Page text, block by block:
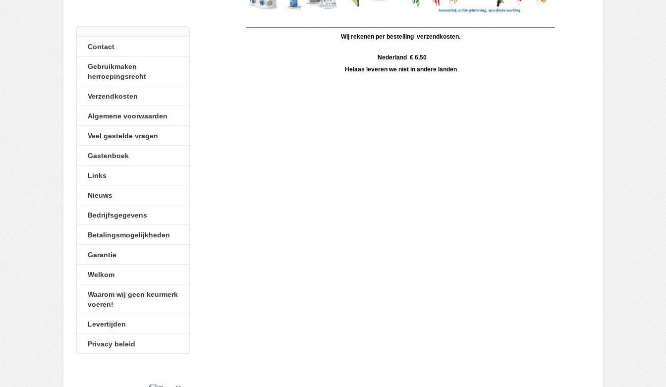
Contact
Gebruikmaken
herroepingsrecht
Verzendkosten
Algemene voorwaarden
Veel gestelde vragen
Gastenboek
Links
Nieuws
Bedrijfsgegevens
Betalingsmogelijkheden
Garantie
Welkom
Waarom wij geen keurmerk
voeren!
Levertijden
Privacy beleid
Wij rekenen per bestelling verzendkosten.
Nederland € 6,50
Helaas leveren we niet in andere landen